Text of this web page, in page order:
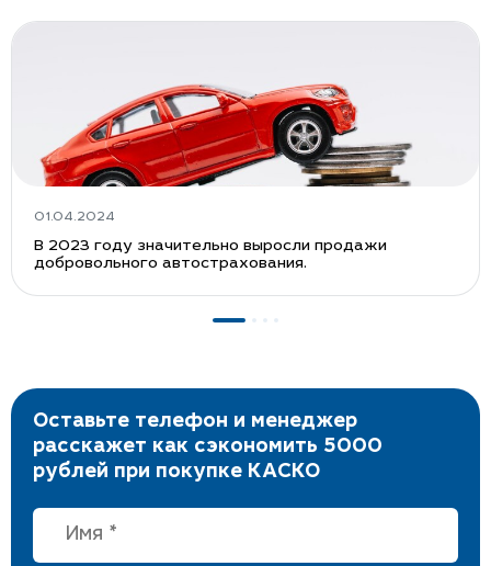
01.04.2024
В 2023 году значительно выросли продажи
добровольного автострахования.
Оставьте телефон и менеджер
расскажет как сэкономить 5000
рублей при покупке КАСКО